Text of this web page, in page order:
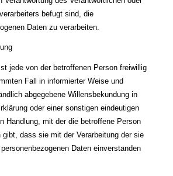
befugt sind, die
Daten zu verarbeiten.
jede von der betroffenen Person freiwillig
Fall in informierter Weise und
abgegebene Willensbekundung in
oder einer sonstigen eindeutigen
Handlung, mit der die betroffene Person
gibt, dass sie mit der Verarbeitung der sie
Daten einverstanden